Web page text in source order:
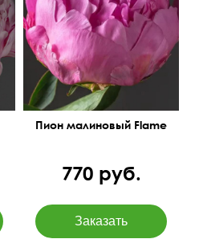
Высота 40 см
Пион малиновый Flame
770 руб.